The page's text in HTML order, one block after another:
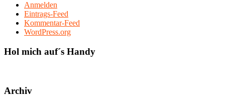
Anmelden
Eintrags-Feed
Kommentar-Feed
WordPress.org
Hol mich auf´s Handy
Archiv